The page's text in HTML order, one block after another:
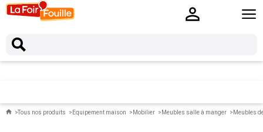
Tous nos produits Equipement maison Mobilier Meubles salle à manger Meubles